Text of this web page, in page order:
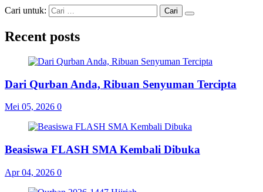
Cari untuk:
Recent posts
Dari Qurban Anda, Ribuan Senyuman Tercipta
Mei 05, 2026 0
Beasiswa FLASH SMA Kembali Dibuka
Apr 04, 2026 0